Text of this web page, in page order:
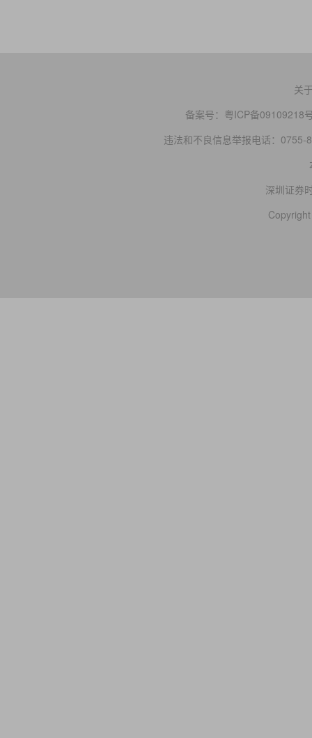
关
备案号： 粤ICP备09109218
违法和不良信息举报电话：0755-
深圳证券